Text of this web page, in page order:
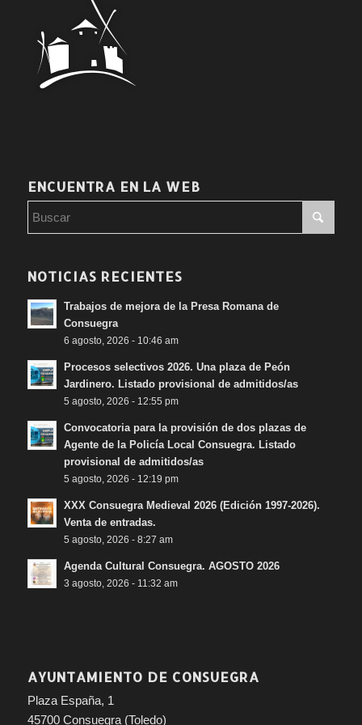
ENCUENTRA EN LA WEB
NOTICIAS RECIENTES
Trabajos de mejora de la Presa Romana de
Consuegra
6 agosto, 2026 - 10:46 am
Procesos selectivos 2026. Una plaza de Peón
Jardinero. Listado provisional de admitidos/as
5 agosto, 2026 - 12:55 pm
Convocatoria para la provisión de dos plazas de
Agente de la Policía Local Consuegra. Listado
provisional de admitidos/as
5 agosto, 2026 - 12:19 pm
XXX Consuegra Medieval 2026 (Edición 1997-2026).
Venta de entradas.
5 agosto, 2026 - 8:27 am
Agenda Cultural Consuegra. AGOSTO 2026
3 agosto, 2026 - 11:32 am
AYUNTAMIENTO DE CONSUEGRA
Plaza España, 1
45700 Consuegra (Toledo)